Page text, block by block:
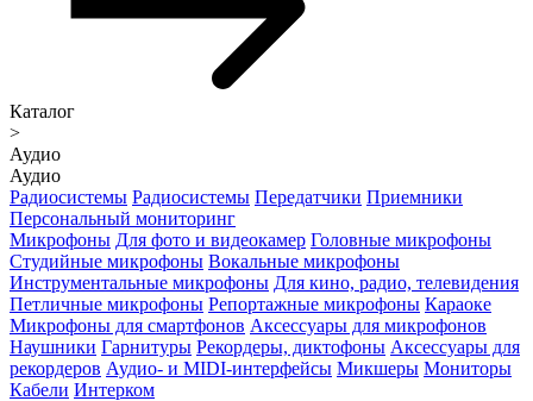
Каталог
>
Аудио
Аудио
Радиосистемы Радиосистемы Передатчики Приемники
Персональный мониторинг
Микрофоны Для фото и видеокамер Головные микрофоны
Студийные микрофоны Вокальные микрофоны
Инструментальные микрофоны Для кино, радио, телевидения
Петличные микрофоны Репортажные микрофоны Караоке
Микрофоны для смартфонов Аксессуары для микрофонов
Наушники Гарнитуры Рекордеры, диктофоны Аксессуары для
рекордеров Аудио- и MIDI-интерфейсы Микшеры Мониторы
Кабели Интерком